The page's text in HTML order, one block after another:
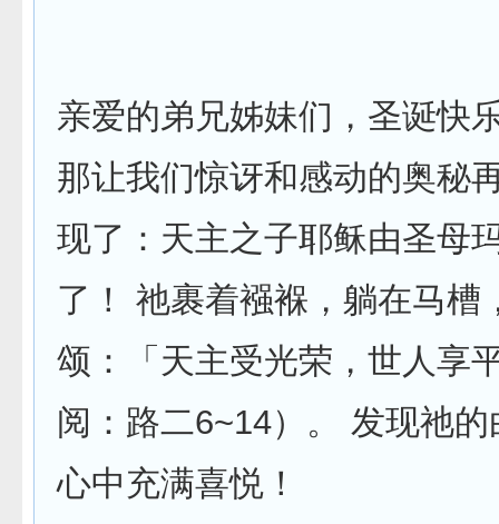
亲爱的弟兄姊妹们，圣诞快
那让我们惊讶和感动的奥秘
现了：天主之子耶稣由圣母
了！ 祂裹着襁褓，躺在马槽
颂：「天主受光荣，世人享
阅：路二6~14）。 发现祂
心中充满喜悦！